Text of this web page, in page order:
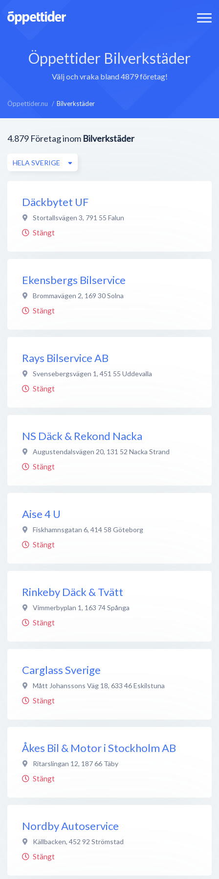
Öppettider Bilverkstäder
Välj och vraka bland 4879 företag!
Öppettider.nu Bilverkstäder
4.879 Företag inom Bilverkstäder
HELA SVERIGE
Däckbytet UF
Stortallsvägen 3, 791 55 Falun
Stängt
Ekensbergs Bilservice
Brommavägen 2, 169 30Solna
Stängt
Rays Bilservice AB
Svensebergsvägen 1, 451 55 Uddevalla
Stängt
NS Däck & Rekond Nacka
Augustendalsvägen 20, 131 52 Nacka Strand
Stängt
Aise 4 U
Fiskhamnsgatan 6, 414 58 Göteborg
Stängt
Rinkeby Däck & Tvätt
Vimmerbyplan 1, 163 74Spånga
Stängt
Carglass Sverige
Mått Johanssons Väg 18, 633 46Eskilstuna
Stängt
Åkes Bil & Motor i Stockholm AB
Ritarslingan 12, 187 66 Täby
Stängt
Nordby Autoservice
Källbacken, 452 92 Strömstad
Stängt